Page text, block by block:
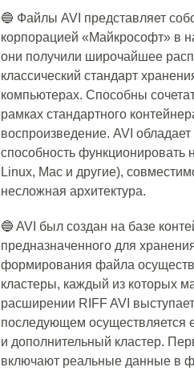
🔵 Файлы AVI представляет
корпорацией «Майкрософт» в
они получили широчайшее
классический стандарт
компьютерах. Способны
рамках стандартного
воспроизведение. AVI
способность функционировать
Linux, Mac и другие),
несложная архитектура.
🔵 AVI был создан на базе
предназначенного для
формирования файла
кластеры, каждый из которых
расширении RIFF AVI
последующем осуществляется
и дополнительный кластер.
включают реальные данные в